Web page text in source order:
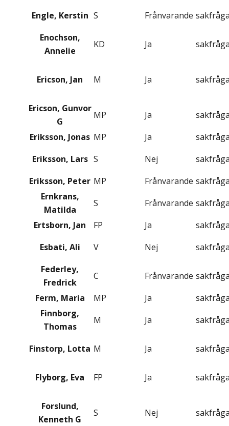
Engle, Kerstin S Frånvarande
Enochson,
Annelie
KD Ja
Ericson, Jan M Ja
Ericson, Gunvor
G
MP Ja
Eriksson, Jonas MP Ja
Eriksson, Lars S Nej
Eriksson, Peter MP Frånvarande
Ernkrans,
Matilda
S Frånvarande
Ertsborn, Jan
FP Ja
Esbati, Ali
V Nej
Federley,
Fredrick
C Frånvarande
Ferm, Maria
MP Ja
Finnborg,
Thomas
M Ja
Finstorp, Lotta M Ja
Flyborg, Eva FP Ja
Forslund,
Kenneth G
S Nej